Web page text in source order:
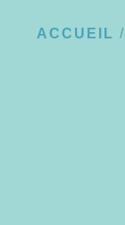
ACCUEIL /